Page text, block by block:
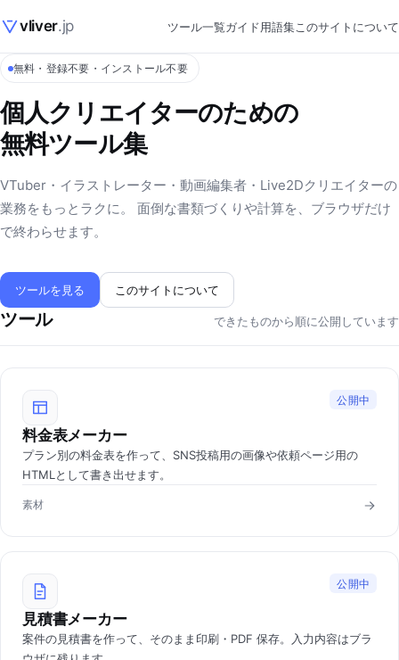
vliver.jp ツール一覧ガイド用語集このサイトについて
無料・登録不要・インストール不要
個人クリエイターのための
無料ツール集
VTuber・イラストレーター・動画編集者・Live2Dクリエイターの
業務をもっとラクに。 面倒な書類づくりや計算を、ブラウザだけ
で終わらせます。
ツールを見る このサイトについて
ツール できたものから順に公開しています
公開中
料金表メーカー
プラン別の料金表を作って、SNS投稿用の画像や依頼ページ用の
HTMLとして書き出せます。
素材
公開中
見積書メーカー
案件の見積書を作って、そのまま印刷・PDF 保存。入力内容はブラ